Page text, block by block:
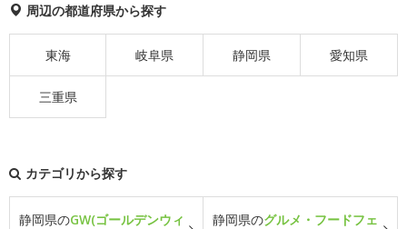
周辺の都道府県から探す
東海 岐阜県 静岡県 愛知県
三重県
カテゴリから探す
静岡県のGW(ゴールデンウィ
静岡県のグルメ・フードフェ